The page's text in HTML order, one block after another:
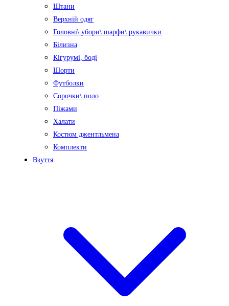
Штани
Верхній одяг
Головні\ убори\ шарфи\ рукавички
Білизна
Кігурумі, боді
Шорти
Футболки
Сорочки\ поло
Піжами
Халати
Костюм джентльмена
Комплекти
Взуття